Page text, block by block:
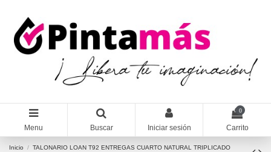
Menu Buscar Iniciar sesión
0
Carrito
Inicio
TALONARIO LOAN T92 ENTREGAS CUARTO NATURAL TRIPLICADO